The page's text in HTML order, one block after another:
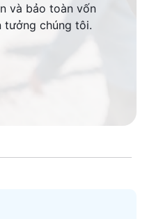
và bảo toàn vốn
tưởng chúng tôi.